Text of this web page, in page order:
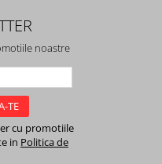
noastre
cu promotiile
in Politica de